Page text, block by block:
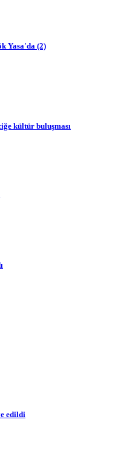
Yasa'da (2)
kültür buluşması
edildi